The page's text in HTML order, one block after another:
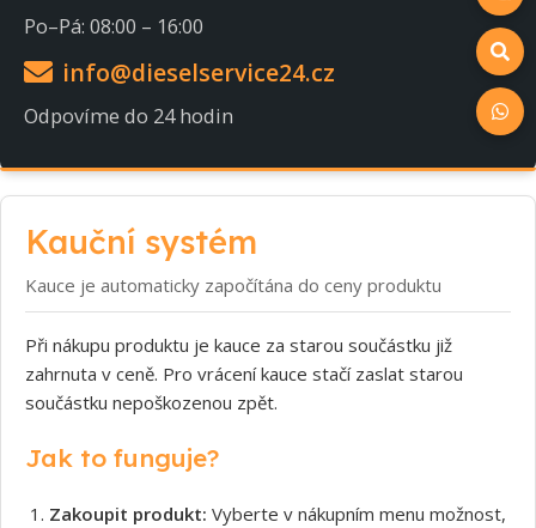
Po–Pá: 08:00 – 16:00
info@dieselservice24.cz
Odpovíme do 24 hodin
Kauční systém
Kauce je automaticky započítána do ceny produktu
Při nákupu produktu je kauce za starou součástku již
zahrnuta v ceně. Pro vrácení kauce stačí zaslat starou
součástku nepoškozenou zpět.
Jak to funguje?
Zakoupit produkt: Vyberte v nákupním menu možnost,